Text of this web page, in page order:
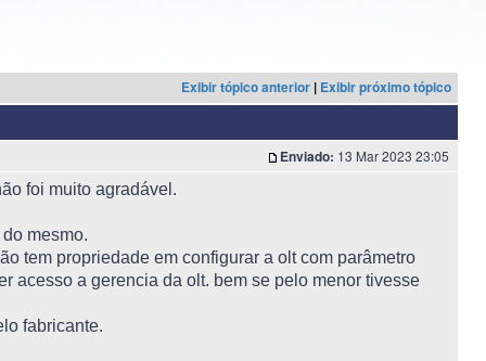
Exibir tópico anterior | Exibir próximo tópico
Enviado: 13 Mar 2023 23:05
foi muito agradável.
mesmo.
tem propriedade em configurar a olt com parâmetro
acesso a gerencia da olt. bem se pelo menor tivesse
fabricante.